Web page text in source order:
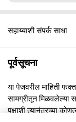
सहाय्याशी संपर्क साधा
पूर्वसूचना
या पेजवरील माहिती फक्त
सामग्रीतून मिळवलेल्या
पक्षाशी त्यानंतरच्या